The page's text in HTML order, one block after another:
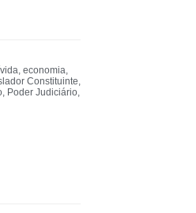
, economia,
Constituinte,
, Poder Judiciário,